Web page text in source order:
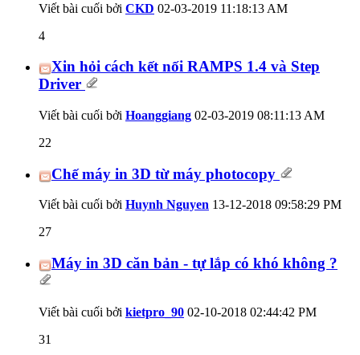
Viết bài cuối bởi CKD 02-03-2019 11:18:13 AM
4
Xin hỏi cách kết nối RAMPS 1.4 và Step
Driver
Viết bài cuối bởi Hoanggiang 02-03-2019 08:11:13 AM
22
Chế máy in 3D từ máy photocopy
Viết bài cuối bởi Huynh Nguyen 13-12-2018 09:58:29 PM
27
Máy in 3D căn bản - tự lắp có khó không ?
Viết bài cuối bởi kietpro_90 02-10-2018 02:44:42 PM
31